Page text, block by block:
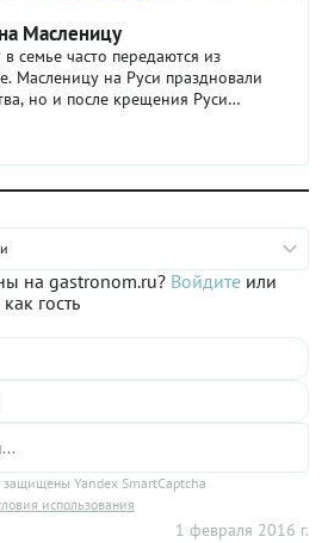
Масленицу
семье часто передаются из
Масленицу на Руси праздновали
но и после крещения Руси
Самое главное блюдо на протяжении
— это, конечно, блины. Мы
и приготовить
к их столу не только в виде
но и с разнообразными сладкими
на gastronom.ru? Войдите или
гость
Yandex SmartCaptcha
использования
1 февраля 2016 г.